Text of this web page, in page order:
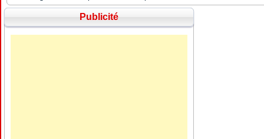
Publicité